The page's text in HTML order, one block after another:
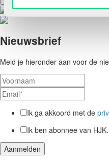
Nieuwsbrief
Meld je hieronder aan voor de
Ik ga akkoord met de
Ik ben abonnee van HJK.